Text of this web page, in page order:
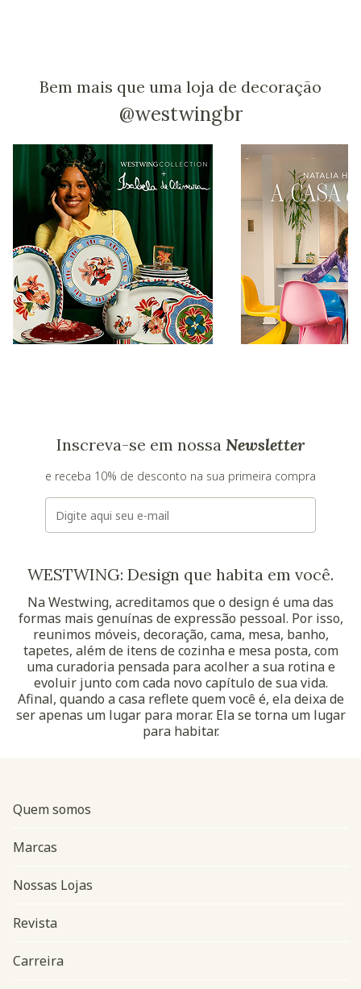
Bem mais que uma loja de decoração
@westwingbr
Inscreva-se em nossa Newsletter
e receba 10% de desconto na sua primeira compra
E-mail
WESTWING: Design que habita em você.
Na Westwing, acreditamos que o design é uma das
formas mais genuínas de expressão pessoal. Por isso,
reunimos móveis, decoração, cama, mesa, banho,
tapetes, além de itens de cozinha e mesa posta, com
uma curadoria pensada para acolher a sua rotina e
evoluir junto com cada novo capítulo de sua vida.
Afinal, quando a casa reflete quem você é, ela deixa de
ser apenas um lugar para morar. Ela se torna um lugar
para habitar.
Quem somos
Marcas
Nossas Lojas
Revista
Carreira